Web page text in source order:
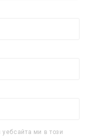
ми в този